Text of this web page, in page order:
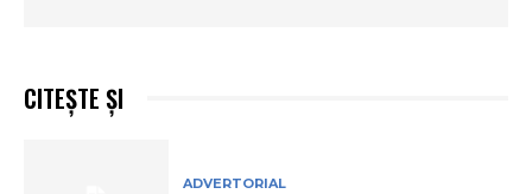
CITEȘTE ȘI
ADVERTORIAL